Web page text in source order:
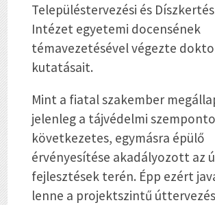
Településtervezési és
Intézet egyetemi docensének
témavezetésével végezte
kutatásait.
Mint a fiatal szakember
jelenleg a tájvédelmi
következetes, egymásra épülő
érvényesítése akadályozott az
fejlesztések terén. Épp ezért
lenne a projektszintű